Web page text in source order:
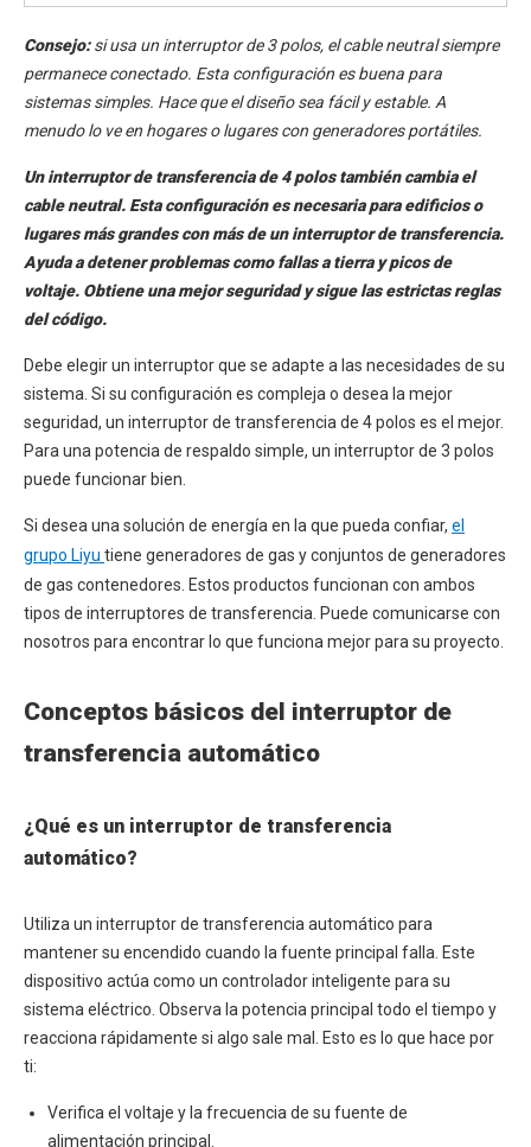
Consejo:si usa un interruptor de 3 polos, el cable neutral siempre
permanece conectado. Esta configuración es buena para
sistemas simples. Hace que el diseño sea fácil y estable. A
menudo lo ve en hogares o lugares con generadores portátiles.
Un interruptor de transferencia de 4 polos también cambia el
cable neutral. Esta configuración es necesaria para edificios o
lugares más grandes con más de un interruptor de transferencia.
Ayuda a detener problemas como fallas a tierra y picos de
voltaje. Obtiene una mejor seguridad y sigue las estrictas reglas
del código.
Debe elegir un interruptor que se adapte a las necesidades de su
sistema. Si su configuración es compleja o desea la mejor
seguridad, un interruptor de transferencia de 4 polos es el mejor.
Para una potencia de respaldo simple, un interruptor de 3 polos
puede funcionar bien.
Si desea una solución de energía en la que pueda confiar, el
grupo Liyu tiene generadores de gas y conjuntos de generadores
de gas contenedores. Estos productos funcionan con ambos
tipos de interruptores de transferencia. Puede comunicarse con
nosotros para encontrar lo que funciona mejor para su proyecto.
Conceptos básicos del interruptor de
transferencia automático
¿Qué es un interruptor de transferencia
automático?
Utiliza un interruptor de transferencia automático para
mantener su encendido cuando la fuente principal falla. Este
dispositivo actúa como un controlador inteligente para su
sistema eléctrico. Observa la potencia principal todo el tiempo y
reacciona rápidamente si algo sale mal. Esto es lo que hace por
ti:
Verifica el voltaje y la frecuencia de su fuente de
alimentación principal.